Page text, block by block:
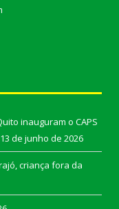
inauguram o CAPS
13 de junho de 2026
criança fora da